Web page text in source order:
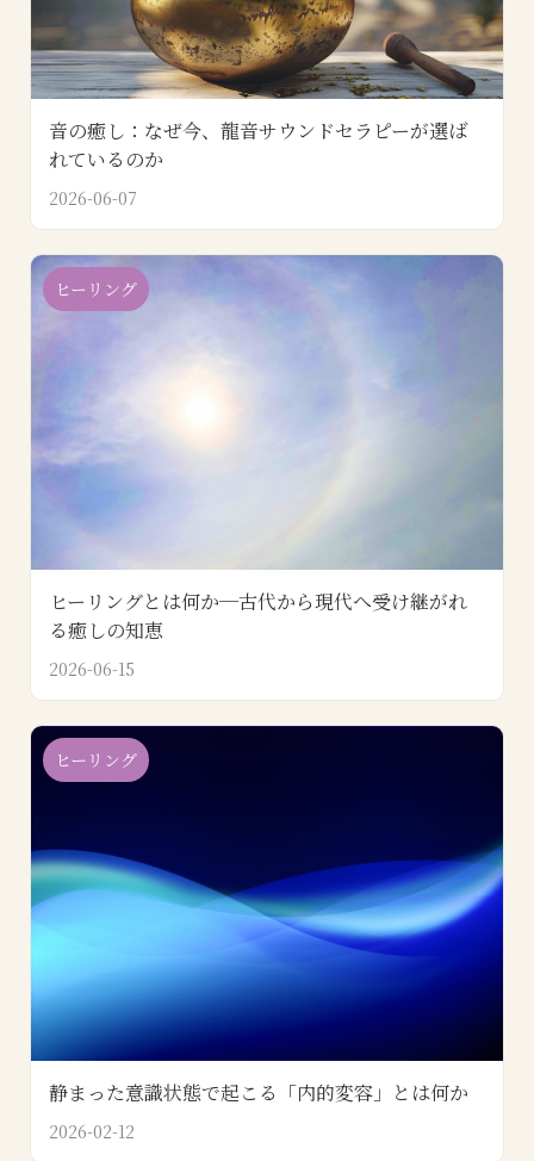
音の癒し：なぜ今、龍音サウンドセラピーが選ば
れているのか
2026-06-07
ヒーリング
ヒーリングとは何か─古代から現代へ受け継がれ
る癒しの知恵
2026-06-15
ヒーリング
静まった意識状態で起こる「内的変容」とは何か
2026-02-12